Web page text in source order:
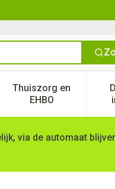
categorie
voor Natuur
Thuiszorg en
EHBOToon submenu
via de automaat